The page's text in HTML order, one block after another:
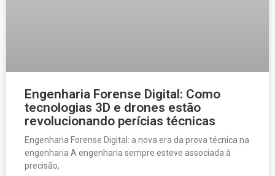
Engenharia Forense Digital: Como
tecnologias 3D e drones estão
revolucionando perícias técnicas
Engenharia Forense Digital: a nova era da prova técnica na
engenharia A engenharia sempre esteve associada à
precisão,